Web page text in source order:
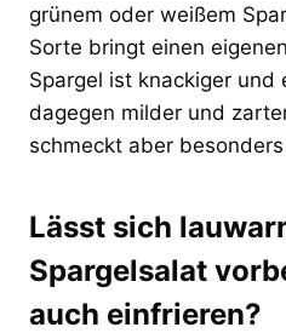
grünem oder weißem
Sorte bringt einen
Spargel ist knackiger und
dagegen milder und
schmeckt aber
Lässt sich
Spargelsalat
auch einfrieren?